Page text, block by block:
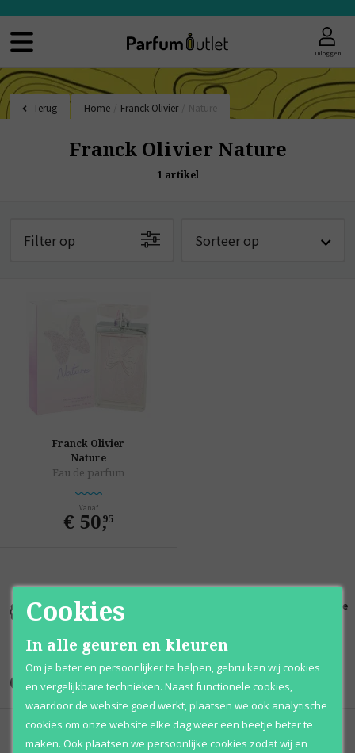
Inloggen
Terug Home Franck Olivier
Franck Olivier Nature
1 artikel
Filter op Sorteer op
Franck Olivier
Nature
Eau de parfum
Vanaf
€ 50,
95
Kortingen
tot wel 70%
100% originele
Onze merken
Cookies
In alle geuren en kleuren
Om je beter en persoonlijker te helpen, gebruiken wij cookies
en vergelijkbare technieken. Naast functionele cookies,
waardoor de website goed werkt, plaatsen we ook analytische
cookies om onze website elke dag weer een beetje beter te
maken. Ook plaatsen we persoonlijke cookies zodat wij en